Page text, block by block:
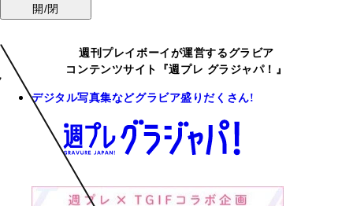
開/閉
週刊プレイボーイが運営するグラビア
コンテンツサイト『週プレ グラジャパ！』
デジタル写真集などグラビア盛りだくさん!